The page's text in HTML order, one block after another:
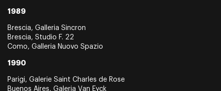
1989
Brescia, Galleria Sincron
Brescia, Studio F. 22
Como, Galleria Nuovo Spazio
1990
Parigi, Galerie Saint Charles de Rose
Buenos Aires, Galeria Van Eyck